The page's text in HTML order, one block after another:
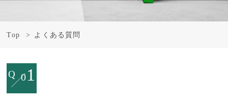
Top よくある質問
Q 01